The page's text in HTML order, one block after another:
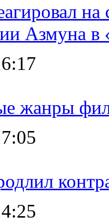
Азмуна в
жанры